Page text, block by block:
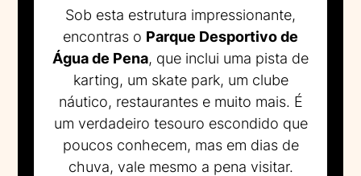
Sob esta estrutura impressionante,
encontras o Parque Desportivo de
Água de Pena, que inclui uma pista de
karting, um skate park, um clube
náutico, restaurantes e muito mais. É
um verdadeiro tesouro escondido que
poucos conhecem, mas em dias de
chuva, vale mesmo a pena visitar.